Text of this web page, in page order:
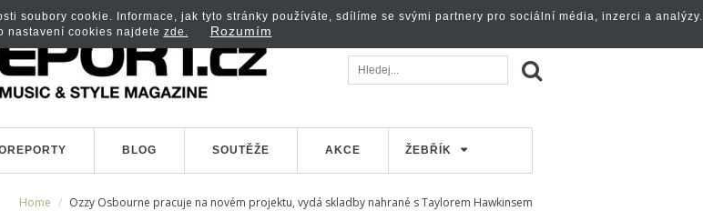
BLOG SOUTĚŽE AKCE ŽEBŘÍK
Home Ozzy Osbourne pracuje na novém projektu, vydá skladby nahrané s Taylorem Hawkinsem
soubory cookie. Informace, jak tyto stránky používáte, sdílíme se svými partnery pro sociální média, inzerci a analýzy.
nastavení cookies najdete zde. Rozumím